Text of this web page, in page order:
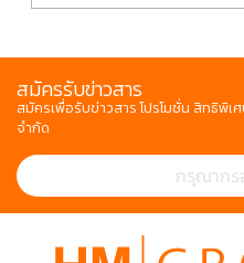
สมัครรับข่าวสาร
สมัครเพื่อรับข่าวสาร โปรโมชั่น สิทธิพิเ
จำกัด